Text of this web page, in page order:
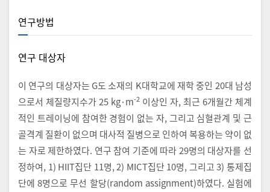
연구방법
연구 대상자
이 연구의 대상자는 G도 소재의 K대학교에 재학 중인 20대 남성
으로서 체질량지수가 25 kg·m-2 이상인 자, 최근 6개월간 체계
적인 트레이닝에 참여한 경험이 없는 자, 그리고 심혈관계 및 근
골격계 질환이 없으며 대사적 질병으로 인하여 복용하는 약이 없
는 자로 제한하였다. 연구 참여 기준에 따라 29명의 대상자를 선
정하여, 1) HIIT집단 11명, 2) MICT집단 10명, 그리고 3) 통제집
단에 8명으로 무선 할당(random assignment)하였다. 실험에